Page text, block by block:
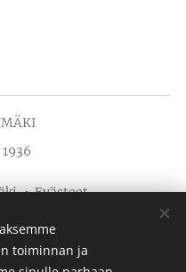
Evästeet
toiminnan ja